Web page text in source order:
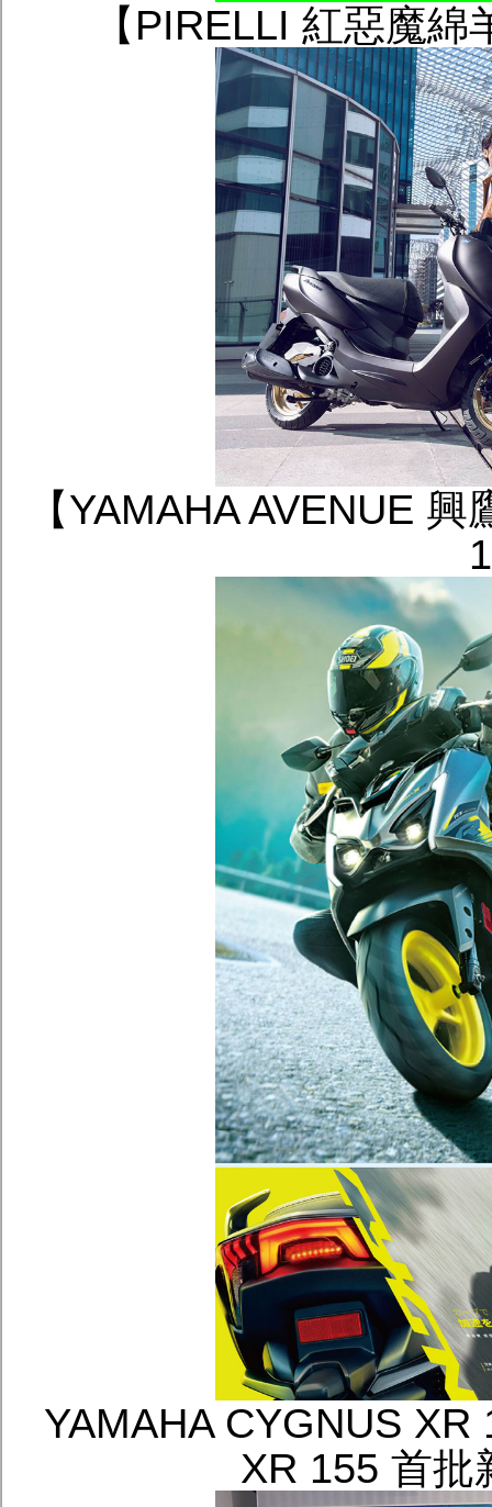
【PIRELLI 紅惡魔
【YAMAHA AVENUE
YAMAHA CYGNUS
XR 155 首批